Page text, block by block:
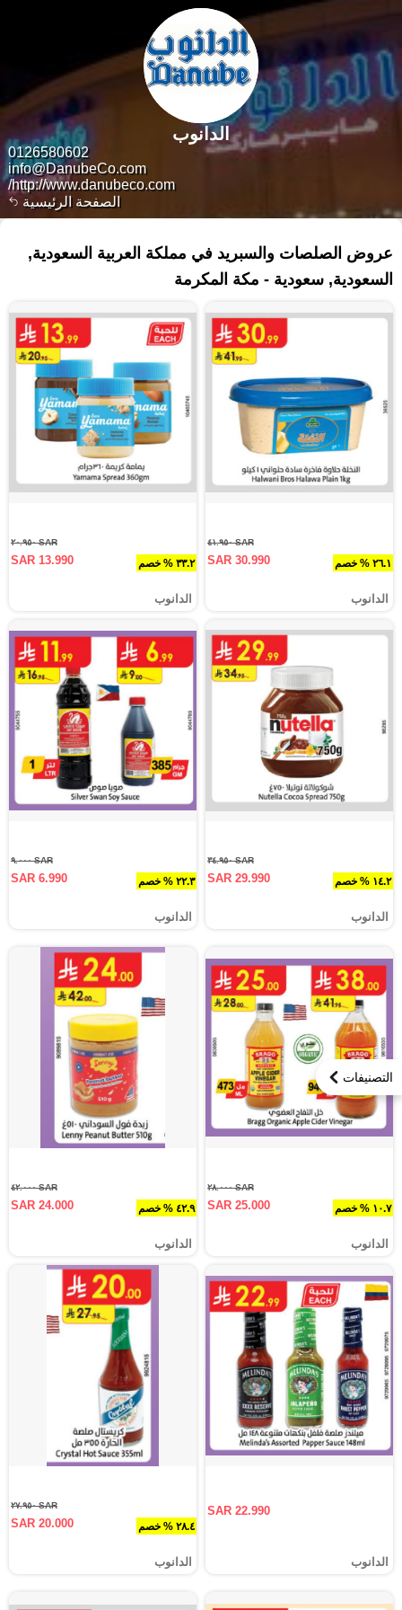
الصفحة الرئيسية
0126580602
info@DanubeCo.com
http://www.danubeco.com/
الدانوب
التصنيفات
عروض الصلصات والسبريد في مملكة العربية السعودية,
السعودية, سعودية - مكة المكرمة
٢٦.١ % خصم
SAR ٤١.٩٥٠
SAR 30.990
الدانوب
٣٣.٢ % خصم
SAR ٢٠.٩٥٠
SAR 13.990
الدانوب
١٤.٢ % خصم
SAR ٣٤.٩٥٠
SAR 29.990
الدانوب
٢٢.٣ % خصم
SAR ٩.٠٠٠
SAR 6.990
الدانوب
١٠.٧ % خصم
SAR ٢٨.٠٠٠
SAR 25.000
الدانوب
٤٢.٩ % خصم
SAR ٤٢.٠٠٠
SAR 24.000
الدانوب
SAR 22.990
الدانوب
٢٨.٤ % خصم
SAR ٢٧.٩٥٠
SAR 20.000
الدانوب